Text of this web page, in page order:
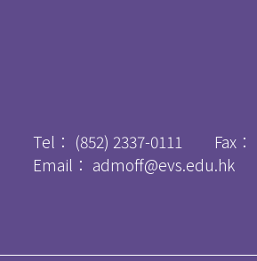
Tel： (852) 2337-0111 Fax：
Email： admoff@evs.edu.hk